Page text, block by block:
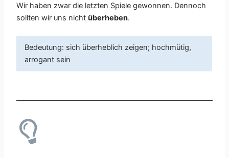
Wir haben zwar die letzten Spiele gewonnen. Dennoch
sollten wir uns nichtüberheben.
Bedeutung: sich überheblich zeigen; hochmütig,
arrogant sein